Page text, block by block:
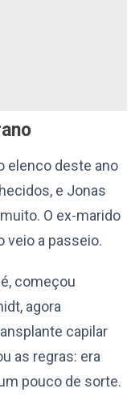
elenco deste ano
e Jonas
O ex-marido
veio a passeio.
começou
agora
capilar
as regras: era
pouco de sorte.